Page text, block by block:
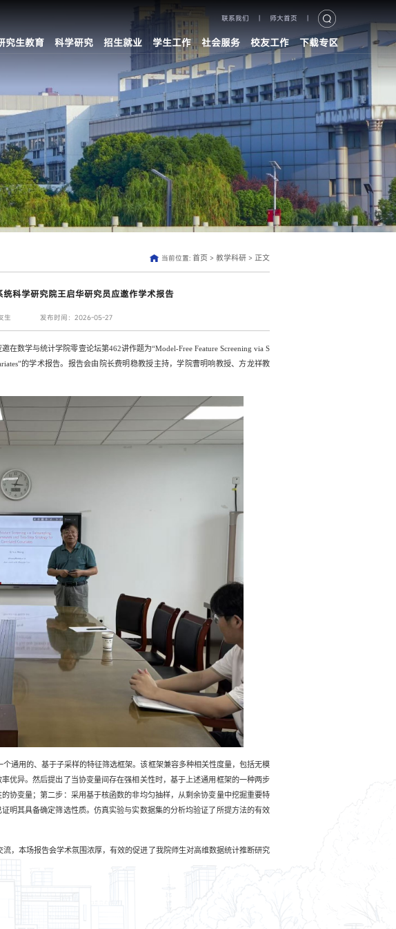
联系我们 师大首页
究生教育 科学研究 招生就业 学生工作 社会服务 校友工作 下载专区
当前位置:首页 >教学科研 >正文
科学研究院王启华研究员应邀作学术报告
生 发布时间：2026-05-27
邀在数学与统计学院零壹论坛第462讲作题为“Model-Free Feature Screening via S
的学术报告。报告会由院长费明稳教授主持，学院曹明响教授、方龙祥教
通用的、基于子采样的特征筛选框架。该框架兼容多种相关性度量，包括无模
优异。然后提出了当协变量间存在强相关性时，基于上述通用框架的一种两步
协变量；第二步：采用基于核函数的非均匀抽样，从剩余协变量中挖掘重要特
明其具备确定筛选性质。仿真实验与实数据集的分析均验证了所提方法的有效
，本场报告会学术氛围浓厚，有效的促进了我院师生对高维数据统计推断研究